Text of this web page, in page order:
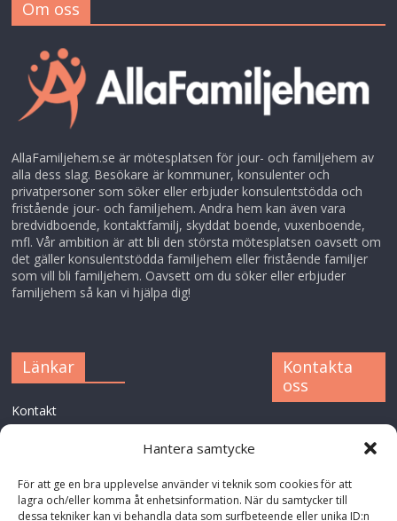
Hantera samtycke
För att ge en bra upplevelse använder vi teknik som cookies för att
lagra och/eller komma åt enhetsinformation. När du samtycker till
dessa tekniker kan vi behandla data som surfbeteende eller unika ID:n
Om oss
AllaFamiljehem.se är mötesplatsen för jour- och familjehem av
alla dess slag. Besökare är kommuner, konsulenter och
privatpersoner som söker eller erbjuder konsulentstödda och
fristående jour- och familjehem. Andra hem kan även vara
bredvidboende, kontaktfamilj, skyddat boende, vuxenboende,
mfl. Vår ambition är att bli den största mötesplatsen oavsett om
det gäller konsulentstödda familjehem eller fristående familjer
som vill bli familjehem. Oavsett om du söker eller erbjuder
familjehem så kan vi hjälpa dig!
Länkar
Kontakt
Kontakta
oss
XFAM AB
info@allafamiljehe
m.se